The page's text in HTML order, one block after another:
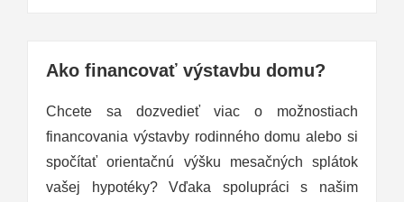
Ako financovať výstavbu domu?
Chcete sa dozvedieť viac o možnostiach
financovania výstavby rodinného domu alebo si
spočítať orientačnú výšku mesačných splátok
vašej hypotéky? Vďaka spolupráci s našim